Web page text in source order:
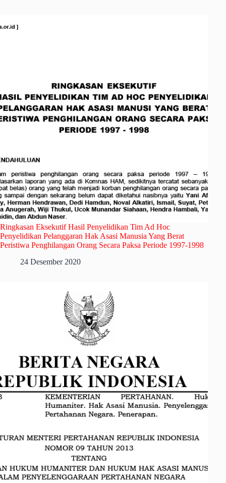
Ringkasan Eksekutif Hasil Penyelidikan Tim Ad Hoc
Penyelidikan Pelanggaran Hak Asasi Manusia Yang Berat
Peristiwa Penghilangan Orang Secara Paksa Periode 1997-1998
24 Desember 2020